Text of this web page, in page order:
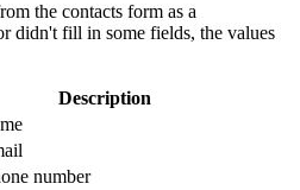
the contacts form as a
didn't fill in some fields, the values
Description
number